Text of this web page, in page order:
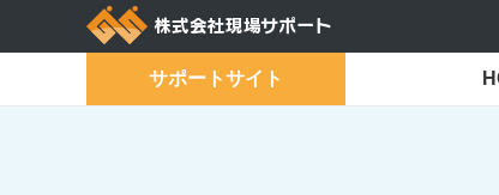
サポートサイト